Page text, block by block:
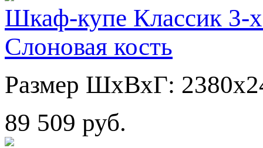
Шкаф-купе Классик 3-
Слоновая кость
Размер ШхВхГ:
89 509 руб.